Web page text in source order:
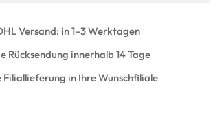
Versand: in 1–3 Werktagen
Rücksendung innerhalb 14 Tage
Filiallieferung in Ihre Wunschfiliale